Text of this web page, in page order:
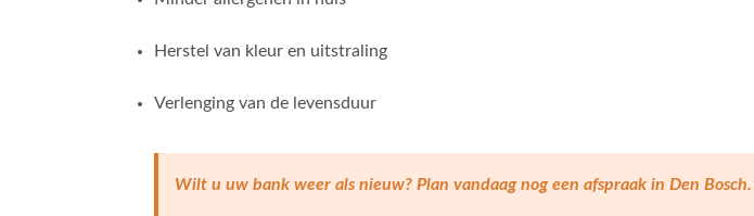
Herstel van kleur en uitstraling
Verlenging van de levensduur
Wilt u uw bank weer als nieuw? Plan vandaag nog een afspraak in Den Bosch.